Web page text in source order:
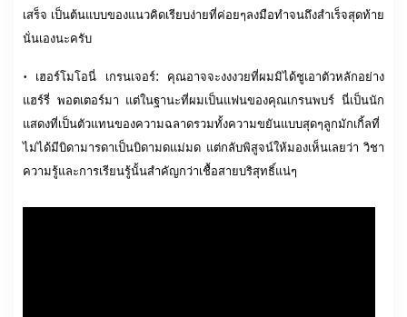
เสร็จ เป็นต้นแบบของแนวคิดเรียบง่ายที่ค่อยๆลงมือทำจนถึงสำเร็จสุดท้าย
นั่นเองนะครับ
• เฮอร์โมโอนี่ เกรนเจอร์: คุณอาจจะงงงวยที่ผมมิได้ชูเอาตัวหลักอย่าง
แฮร์รี่ พอตเตอร์มา แต่ในฐานะที่ผมเป็นแฟนของคุณเกรนพบร์ นี่เป็นนัก
แสดงที่เป็นตัวแทนของความฉลาดรวมทั้งความขยันแบบสุดๆลูกมักเกิ้ลที่
ไม่ได้มีบิดามารดาเป็นบิดามดแม่มด แต่กลับพิสูจน์ให้มองเห็นเลยว่า วิชา
ความรู้และการเรียนรู้นั้นสำคัญกว่าเชื้อสายบริสุทธิ์แน่ๆ